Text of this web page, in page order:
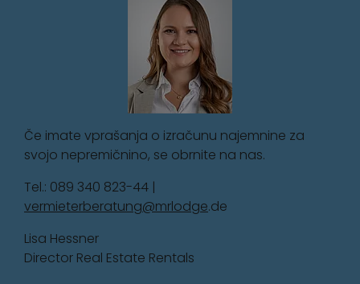
Če imate vprašanja o izračunu najemnine za
svojo nepremičnino, se obrnite na nas.
Tel.: 089 340 823-44 |
vermieterberatung@mrlodge.de
Lisa Hessner
Director Real Estate Rentals